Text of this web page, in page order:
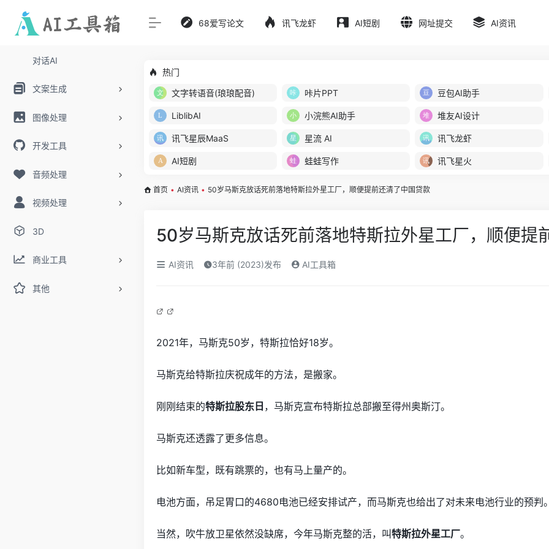
对话AI
文案生成
图像处理
开发工具
音频处理
视频处理
3D
商业工具
其他
68爱写论文 讯飞龙虾 AI短剧 网址提交 AI资讯
热门
文字转语音(琅琅配音)
咔片PPT 豆包AI助手
LiblibAI 小浣熊AI助手 堆友AI设计
讯飞星辰MaaS 星流 AI 讯飞龙虾
AI短剧 蛙蛙写作 讯飞星火
首页 • AI资讯 • 50岁马斯克放话死前落地特斯拉外星工厂，顺便提前还清了中国贷款
50岁马斯克放话死前落地特斯拉外星工厂，顺便提
AI资讯 3年前 (2023)发布 AI工具箱
2021年，马斯克50岁，特斯拉恰好18岁。
马斯克给特斯拉庆祝成年的方法，是搬家。
刚刚结束的特斯拉股东日 ，马斯克宣布特斯拉总部搬至得州奥斯汀。
马斯克还透露了更多信息。
比如新车型，既有跳票的，也有马上量产的。
电池方面，吊足胃口的4680电池已经安排试产，而马斯克也给出了对未来电池行业的预判
当然，吹牛放卫星依然没缺席，今年马斯克整的活，叫特斯拉外星工厂。